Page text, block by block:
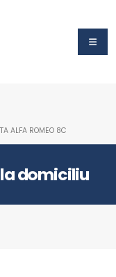
ALFA ROMEO 8C
domiciliu